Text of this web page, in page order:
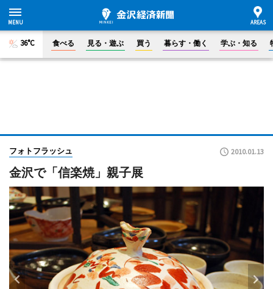
36°C 食べる 見る・遊ぶ 買う 暮らす・働く 学ぶ・知る
フォトフラッシュ 2010.01.13
金沢で「信楽焼」親子展